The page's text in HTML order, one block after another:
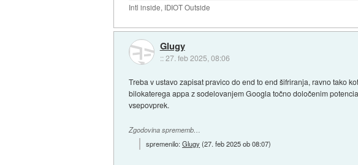
Intl inside, IDIOT Outside
Glugy
::27. feb 2025, 08:06
Treba v ustavo zapisat pravico do end to end šifriranja, ravno tako
bilokaterega appa z sodelovanjem Googla točno določenim
vsepovprek.
Zgodovina sprememb…
spremenilo:Glugy (27. feb 2025 ob 08:07)